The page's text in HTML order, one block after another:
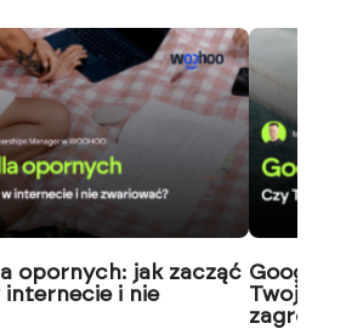
opornych: jak zacząć
i nie
Google
Twoja